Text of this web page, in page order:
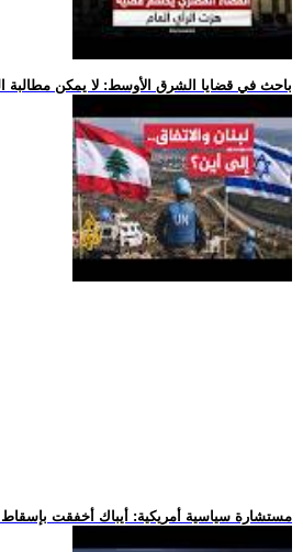
.. باحث في قضايا الشرق الأوسط: لا يمكن مطالبة
.. مستشارة سياسية أمريكية: أيباك أخفقت